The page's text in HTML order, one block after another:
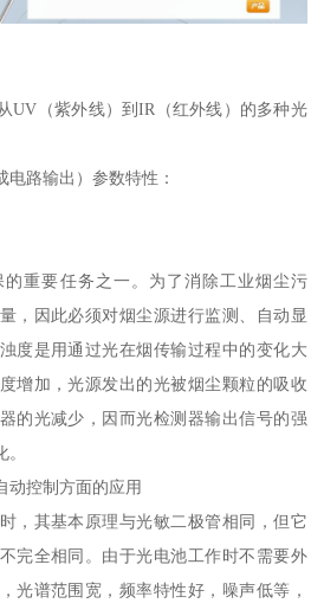
UV（紫外线）到IR（红外线）的多种光
路输出）参数特性：
重要任务之一。为了消除工业烟尘污
，因此必须对烟尘源进行监测、自动显
度是用通过光在烟传输过程中的变化大
增加，光源发出的光被烟尘颗粒的吸收
的光减少，因而光检测器输出信号的强
动控制方面的应用
，其基本原理与光敏二极管相同，但它
完全相同。由于光电池工作时不需要外
光谱范围宽，频率特性好，噪声低等，